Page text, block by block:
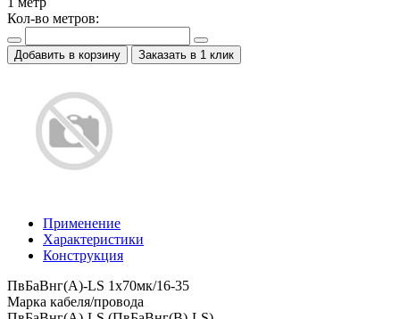
Кол-во метров:
Добавить в корзину Заказать в 1 клик
Применение
Характеристики
Конструкция
ПвБаВнг(A)-LS 1х70мк/16-35
Марка кабеля/провода